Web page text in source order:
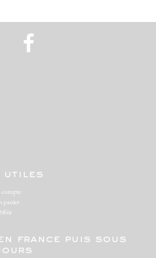
utiles
panier
france puis sous